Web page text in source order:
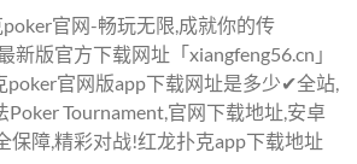
官网-畅玩无限,成就你的传
新版官方下载网址「xiangfeng56.cn」
poker官网版app下载网址是多少✔全站,
Poker Tournament,官网下载地址,安卓
保障,精彩对战!红龙扑克app下载地址